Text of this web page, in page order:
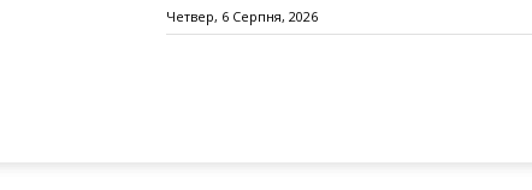
Четвер, 6 Серпня, 2026